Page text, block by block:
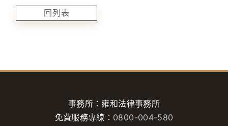
回列表
事務所：雍和法律事務所
免費服務專線： 0800-004-580